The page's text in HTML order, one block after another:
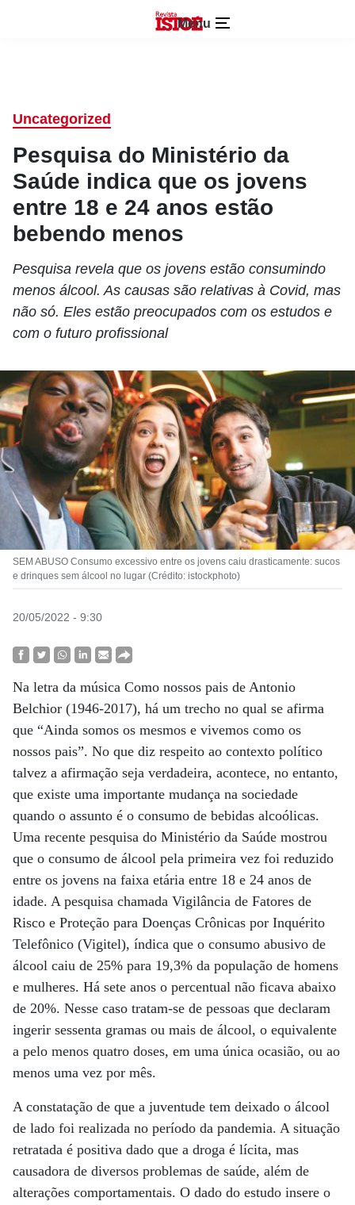
Menu
Uncategorized
Pesquisa do Ministério da
Saúde indica que os jovens
entre 18 e 24 anos estão
bebendo menos
Pesquisa revela que os jovens estão consumindo
menos álcool. As causas são relativas à Covid, mas
não só. Eles estão preocupados com os estudos e
com o futuro profissional
SEM ABUSO Consumo excessivo entre os jovens caiu drasticamente: sucos
e drinques sem álcool no lugar (Crédito: istockphoto)
20/05/2022 - 9:30
Na letra da música Como nossos pais de Antonio
Belchior (1946-2017), há um trecho no qual se afirma
que “Ainda somos os mesmos e vivemos como os
nossos pais”. No que diz respeito ao contexto político
talvez a afirmação seja verdadeira, acontece, no entanto,
que existe uma importante mudança na sociedade
quando o assunto é o consumo de bebidas alcoólicas.
Uma recente pesquisa do Ministério da Saúde mostrou
que o consumo de álcool pela primeira vez foi reduzido
entre os jovens na faixa etária entre 18 e 24 anos de
idade. A pesquisa chamada Vigilância de Fatores de
Risco e Proteção para Doenças Crônicas por Inquérito
Telefônico (Vigitel), índica que o consumo abusivo de
álcool caiu de 25% para 19,3% da população de homens
e mulheres. Há sete anos o percentual não ficava abaixo
de 20%. Nesse caso tratam-se de pessoas que declaram
ingerir sessenta gramas ou mais de álcool, o equivalente
a pelo menos quatro doses, em uma única ocasião, ou ao
menos uma vez por mês.
A constatação de que a juventude tem deixado o álcool
de lado foi realizada no período da pandemia. A situação
retratada é positiva dado que a droga é lícita, mas
causadora de diversos problemas de saúde, além de
alterações comportamentais. O dado do estudo insere o